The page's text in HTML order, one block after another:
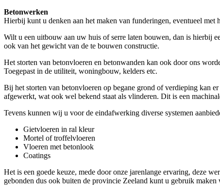
Betonwerken
Hierbij kunt u denken aan het maken van funderingen, eventueel
Wilt u een uitbouw aan uw huis of serre laten bouwen, dan is hierbij
ook van het gewicht van de te bouwen constructie.
Het storten van betonvloeren en betonwanden kan ook door ons
Toegepast in de utiliteit, woningbouw, kelders etc.
Bij het storten van betonvloeren op begane grond of verdieping kan
afgewerkt, wat ook wel bekend staat als vlinderen. Dit is een
Tevens kunnen wij u voor de eindafwerking diverse systemen
Gietvloeren in ral kleur
Mortel of troffelvloeren
Vloeren met betonlook
Coatings
Het is een goede keuze, mede door onze jarenlange ervaring, deze
gebonden dus ook buiten de provincie Zeeland kunt u gebruik maken